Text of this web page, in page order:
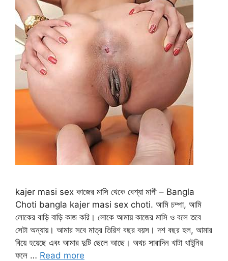
kajer masi sex কাজের মাসি থেকে বেশ্যা মাগী – Bangla
Choti bangla kajer masi sex choti. আমি চম্পা, আমি
লোকের বাড়ি বাড়ি কাজ করি। লোকে আমায় কাজের মাসি ও বলে তবে
সেটা অন্যায়। আমার সবে মাত্র তিরিশ বছর বয়স। দশ বছর হল, আমার
বিয়ে হয়েছে এবং আমার দুটি ছেলে আছে। অথচ সারাদিন খাটা খাটুনির
ফলে … Read more